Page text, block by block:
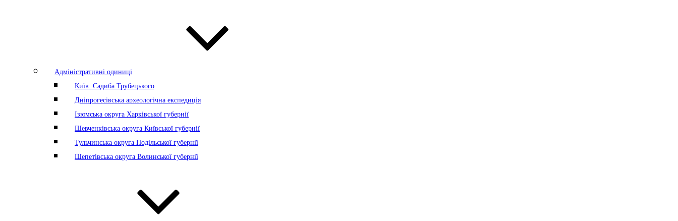
Адміністративні одиниці
Київ. Садиба Трубецького
Дніпрогесівська археологічна експедиція
Ізюмська округа Харківської губернії
Шевченківська округа Київської губернії
Тульчинська округа Подільської губернії
Шепетівська округа Волинської губернії